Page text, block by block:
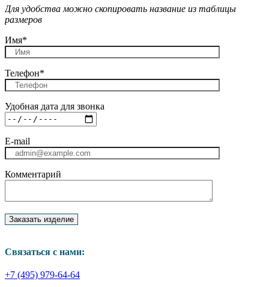
Для удобства можно скопировать название из таблицы
размеров
Имя*
Телефон*
Удобная дата для звонка
E-mail
Комментарий
Связаться с нами:
+7 (495) 979-64-64